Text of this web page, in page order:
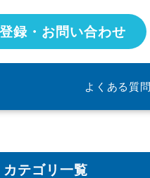
録・お問い合わせ
よくある質問
カテゴリ一覧